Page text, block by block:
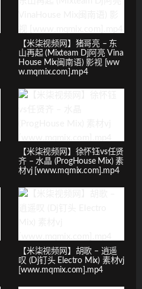
【米柒视频网】猪哥亮 – 东
山再起 (Mixteam Dj阿亮 Vina
House Mix闽南语) 影视 [ww
w.mqmix.com].mp4
【米柒视频网】徐怀钰vs任贤
齐 – 水晶 (ProgHouse Mix) 素
材vj [www.mqmix.com].mp4
【米柒视频网】胡歌 – 逍遥
叹 (Dj钉头 Electro Mix) 素材vj
[www.mqmix.com].mp4